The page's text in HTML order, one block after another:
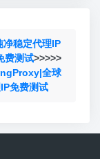
净稳定代理IP
费测试>>>>>
全球
免费测试